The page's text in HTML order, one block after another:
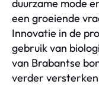
duurzame mode
een groeiende
Innovatie in de
gebruik van
van Brabantse
verder